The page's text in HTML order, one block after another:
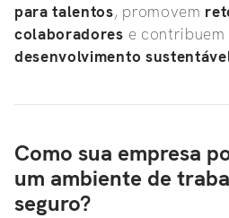
para talentos, promovem
colaboradores e
desenvolvimento
Como sua empresa
um ambiente de
seguro?